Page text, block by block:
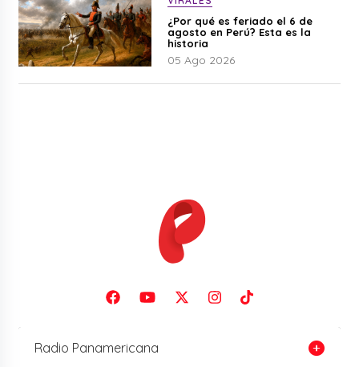
¿Por qué es feriado el 6 de
agosto en Perú? Esta es la
historia
05 Ago 2026
Radio Panamericana